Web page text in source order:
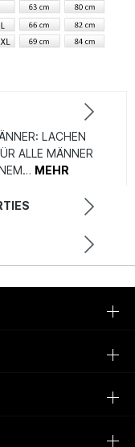
LACHEN
ALLE MÄNNER
MEHR